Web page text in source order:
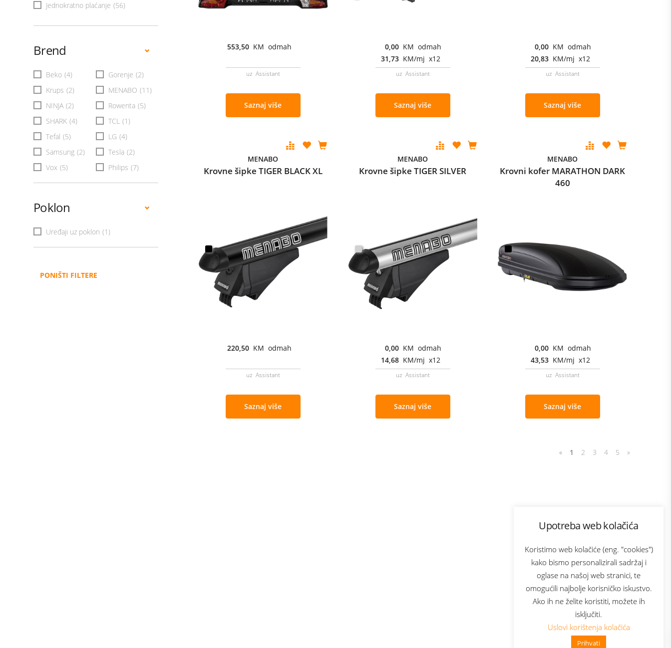
Upotreba web kolačića
Koristimo web kolačiće (eng. "cookies")
kako bismo personalizirali sadržaj i
oglase na našoj web stranici, te
omogućili najbolje korisničko iskustvo.
Ako ih ne želite koristiti, možete ih
isključiti.
Uslovi korištenja kolačića
Prihvati
👋 Zdravo, kako mogu pomoći?
Jednokratno plaćanje (56)
Brend
Beko (4) Gorenje (2)
Krups (2) MENABO (11)
NINJA (2) Rowenta (5)
SHARK (4) TCL (1)
Tefal (5) LG (4)
Samsung (2) Tesla (2)
Vox (5) Philips (7)
Poklon
Uređaji uz poklon (1)
PONIŠTI FILTERE
553,50 KM odmah
uz Assistant
Saznaj više
0,00 KM odmah
31,73 KM/mj x12
uz Assistant
Saznaj više
0,00 KM odmah
20,83 KM/mj x12
uz Assistant
Saznaj više
MENABO
Krovne šipke TIGER BLACK XL
220,50 KM odmah
uz Assistant
Saznaj više
MENABO
Krovne šipke TIGER SILVER
0,00 KM odmah
14,68 KM/mj x12
uz Assistant
Saznaj više
MENABO
Krovni kofer MARATHON DARK
460
0,00 KM odmah
43,53 KM/mj x12
uz Assistant
Saznaj više
« 1 2 3 4 5 »
Bonus plus
Prijava za newsletter